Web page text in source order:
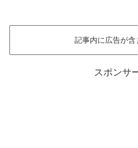
記事内に広告が含
スポンサ